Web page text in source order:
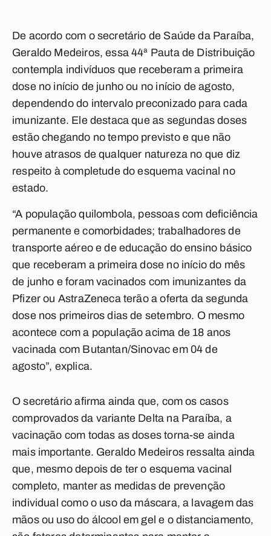
De acordo com o secretário de Saúde da Paraíba,
Geraldo Medeiros, essa 44ª Pauta de Distribuição
contempla indivíduos que receberam a primeira
dose no início de junho ou no início de agosto,
dependendo do intervalo preconizado para cada
imunizante. Ele destaca que as segundas doses
estão chegando no tempo previsto e que não
houve atrasos de qualquer natureza no que diz
respeito à completude do esquema vacinal no
estado.
“A população quilombola, pessoas com deficiência
permanente e comorbidades; trabalhadores de
transporte aéreo e de educação do ensino básico
que receberam a primeira dose no início do mês
de junho e foram vacinados com imunizantes da
Pfizer ou AstraZeneca terão a oferta da segunda
dose nos primeiros dias de setembro. O mesmo
acontece com a população acima de 18 anos
vacinada com Butantan/Sinovac em 04 de
agosto”, explica.
O secretário afirma ainda que, com os casos
comprovados da variante Delta na Paraíba, a
vacinação com todas as doses torna-se ainda
mais importante. Geraldo Medeiros ressalta ainda
que, mesmo depois de ter o esquema vacinal
completo, manter as medidas de prevenção
individual como o uso da máscara, a lavagem das
mãos ou uso do álcool em gel e o distanciamento,